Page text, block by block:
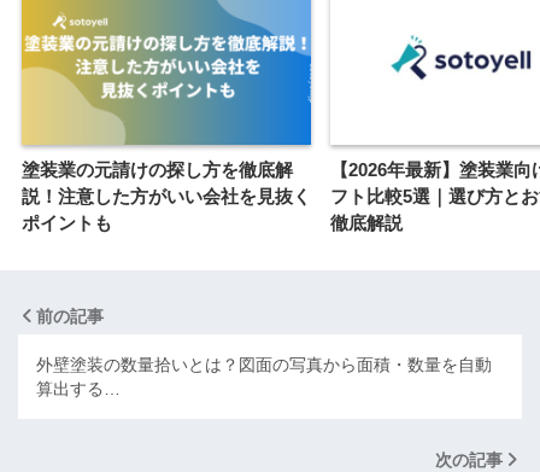
塗装業の元請けの探し方を徹底解
説！注意した方がいい会社を見抜く
ポイントも
【2026年最新】塗装業向
フト比較5選｜選び方と
徹底解説
前の記事
外壁塗装の数量拾いとは？図面の写真から面積・数量を自動
算出する…
次の記事